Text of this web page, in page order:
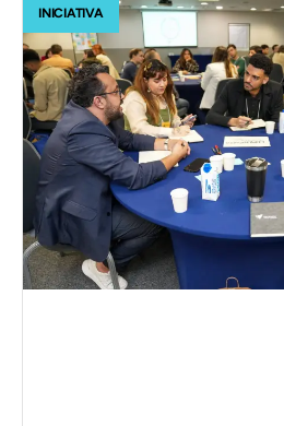
INICIATIVA